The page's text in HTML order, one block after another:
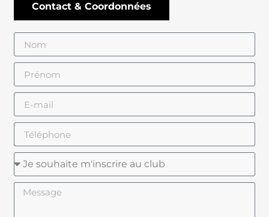
Contact & Coordonnées